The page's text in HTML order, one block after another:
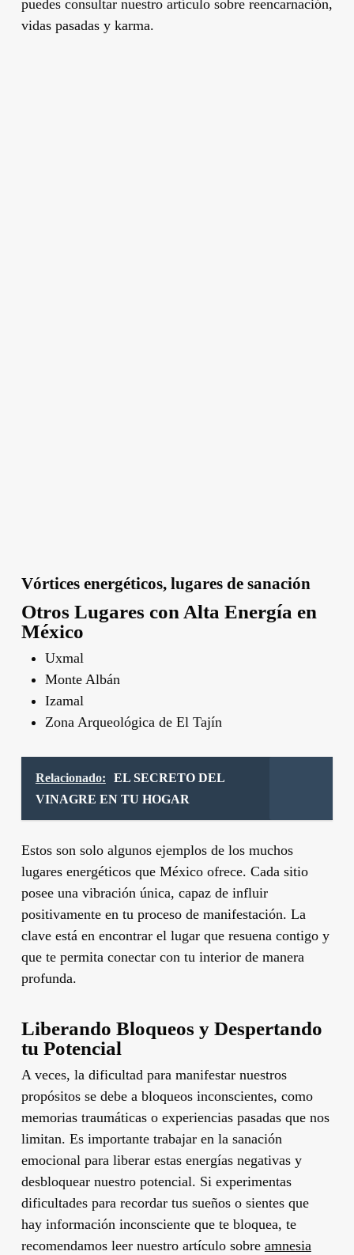
puedes consultar nuestro artículo sobre reencarnación,
vidas pasadas y karma.
Vórtices energéticos, lugares de sanación
Otros Lugares con Alta Energía en
México
Uxmal
Monte Albán
Izamal
Zona Arqueológica de El Tajín
Relacionado:
EL SECRETO DEL
VINAGRE EN TU HOGAR
Estos son solo algunos ejemplos de los muchos
lugares energéticos que México ofrece. Cada sitio
posee una vibración única, capaz de influir
positivamente en tu proceso de manifestación. La
clave está en encontrar el lugar que resuena contigo y
que te permita conectar con tu interior de manera
profunda.
Liberando Bloqueos y Despertando
tu Potencial
A veces, la dificultad para manifestar nuestros
propósitos se debe a bloqueos inconscientes, como
memorias traumáticas o experiencias pasadas que nos
limitan. Es importante trabajar en la sanación
emocional para liberar estas energías negativas y
desbloquear nuestro potencial. Si experimentas
dificultades para recordar tus sueños o sientes que
hay información inconsciente que te bloquea, te
recomendamos leer nuestro artículo sobre amnesia